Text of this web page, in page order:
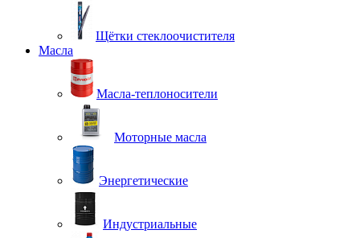
Щётки стеклоочистителя
Масла
Масла-теплоносители
Моторные масла
Энергетические
Индустриальные